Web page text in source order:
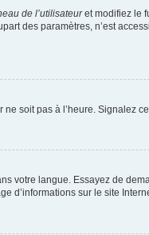
de l’utilisateuret modifiez le
des paramètres, n’est
soit pas à l’heure. Signalez
votre langue. Essayez de
d’informations sur le site